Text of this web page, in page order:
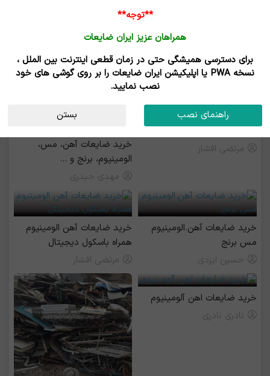
خرید و فروش ضایعات آهن سنگین
مرتضی افشار
خرید ضایعات آهن، مس،
الومینیوم، برنج و ...
مهدی حیدری
خرید ضایعات آهن.الومینیوم
مس برنج
حسین ایزدی
خرید ضایعات آهن الومینیوم
همراه باسکول دیجیتال
مرتضی افشار
خرید ضایعات اهن آلومینیوم
نادری نادری
**توجه**
همراهان عزیز ایران ضایعات
برای دسترسی همیشگی حتی در زمان قطعی اینترنت بین الملل ،
نسخه PWA یا اپلیکیشن ایران ضایعات را بر روی گوشی های خود
نصب نمایید.
راهنمای نصب بستن